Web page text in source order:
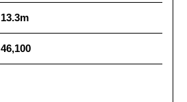
13.3m
46,100